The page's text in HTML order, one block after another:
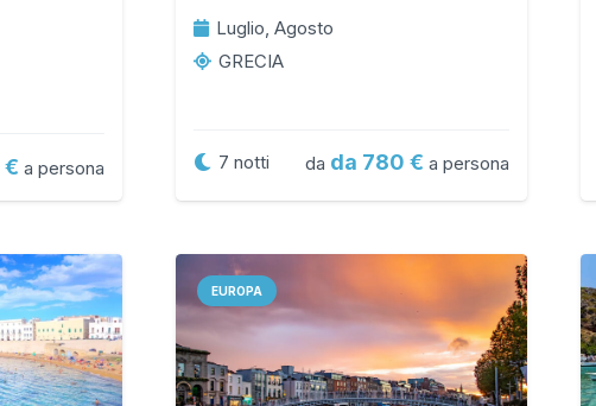
a persona
Luglio, Agosto
GRECIA
7 notti da da 780 a persona
EUROPA